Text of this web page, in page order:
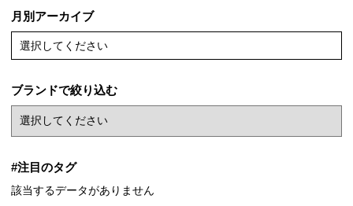
月別アーカイブ
選択してください
ブランドで絞り込む
#注目のタグ
該当するデータがありません